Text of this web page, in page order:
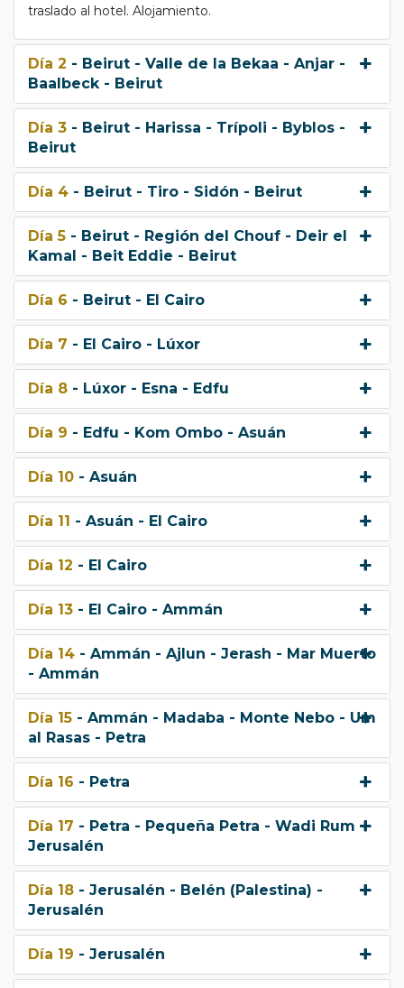
traslado al hotel. Alojamiento.
Día 2 - Beirut - Valle de la Bekaa - Anjar -
Baalbeck - Beirut
Día 3 - Beirut - Harissa - Trípoli - Byblos -
Beirut
Día 4 - Beirut - Tiro - Sidón - Beirut
Día 5 - Beirut - Región del Chouf - Deir el
Kamal - Beit Eddie - Beirut
Día 6 - Beirut - El Cairo
Día 7 - El Cairo - Lúxor
Día 8 - Lúxor - Esna - Edfu
Día 9 - Edfu - Kom Ombo - Asuán
Día 10 - Asuán
Día 11 - Asuán - El Cairo
Día 12 - El Cairo
Día 13 - El Cairo - Ammán
Día 14 - Ammán - Ajlun - Jerash - Mar Muerto
- Ammán
Día 15 - Ammán - Madaba - Monte Nebo - Um
al Rasas - Petra
Día 16 - Petra
Día 17 - Petra - Pequeña Petra - Wadi Rum -
Jerusalén
Día 18 - Jerusalén - Belén (Palestina) -
Jerusalén
Día 19 - Jerusalén